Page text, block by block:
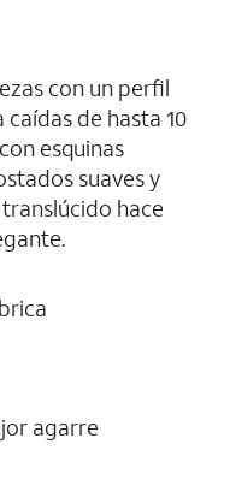
con un perfil
de hasta 10
esquinas
suaves y
hace
agarre